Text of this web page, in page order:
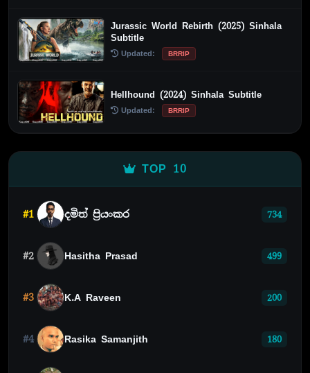
Jurassic World Rebirth (2025) Sinhala
Subtitle
Updated: BRRIP
Hellhound (2024) Sinhala Subtitle
Updated: BRRIP
TOP 10
#1 දමිත් ප්‍රියංකර 734
#2 Hasitha Prasad 499
#3 K.A Raveen 200
#4 Rasika Samanjith 180